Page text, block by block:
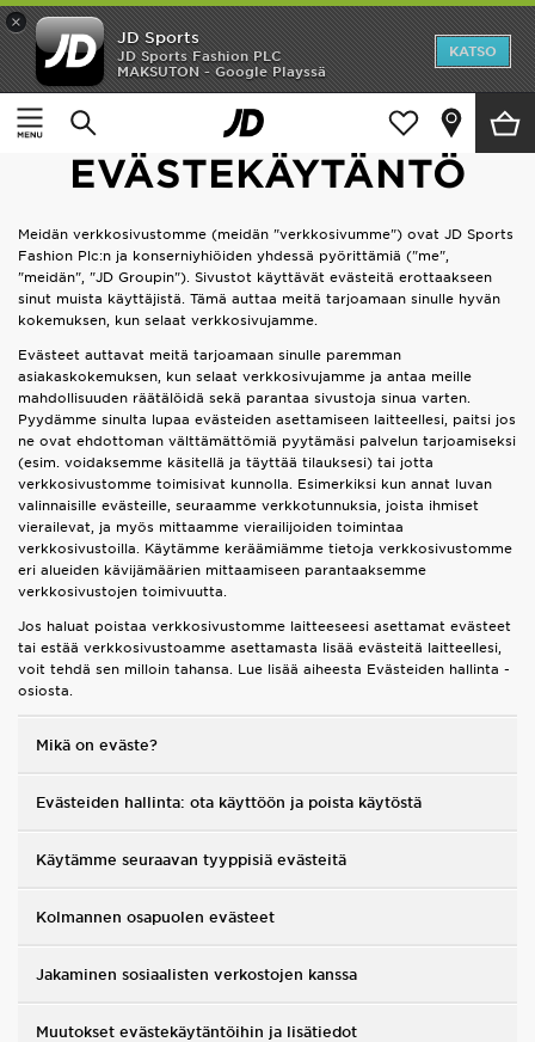
×
JD Sports
JD Sports Fashion PLC
MAKSUTON - Google Playssä
KATSO
Etusivu
Evästeet
Evästeet
EVÄSTEKÄYTÄNTÖ
Meidän verkkosivustomme (meidän "verkkosivumme") ovat JD Sports
Fashion Plc:n ja konserniyhiöiden yhdessä pyörittämiä ("me",
"meidän", "JD Groupin"). Sivustot käyttävät evästeitä erottaakseen
sinut muista käyttäjistä. Tämä auttaa meitä tarjoamaan sinulle hyvän
kokemuksen, kun selaat verkkosivujamme.
Evästeet auttavat meitä tarjoamaan sinulle paremman
asiakaskokemuksen, kun selaat verkkosivujamme ja antaa meille
mahdollisuuden räätälöidä sekä parantaa sivustoja sinua varten.
Pyydämme sinulta lupaa evästeiden asettamiseen laitteellesi, paitsi jos
ne ovat ehdottoman välttämättömiä pyytämäsi palvelun tarjoamiseksi
(esim. voidaksemme käsitellä ja täyttää tilauksesi) tai jotta
verkkosivustomme toimisivat kunnolla. Esimerkiksi kun annat luvan
valinnaisille evästeille, seuraamme verkkotunnuksia, joista ihmiset
vierailevat, ja myös mittaamme vierailijoiden toimintaa
verkkosivustoilla. Käytämme keräämiämme tietoja verkkosivustomme
eri alueiden kävijämäärien mittaamiseen parantaaksemme
verkkosivustojen toimivuutta.
Jos haluat poistaa verkkosivustomme laitteeseesi asettamat evästeet
tai estää verkkosivustoamme asettamasta lisää evästeitä laitteellesi,
voit tehdä sen milloin tahansa. Lue lisää aiheesta Evästeiden hallinta -
osiosta.
Mikä on eväste?
Evästeiden hallinta: ota käyttöön ja poista käytöstä
Käytämme seuraavan tyyppisiä evästeitä
Kolmannen osapuolen evästeet
Jakaminen sosiaalisten verkostojen kanssa
Muutokset evästekäytäntöihin ja lisätiedot
Etusivu
Ale
Miehet
Lapset
Suosikit
Tuotemerkit
Inspiroidu
Jalkapallo
Urheilu
Lataa JD-sovellus
Minun JD
Minun viestini
Asiakaspalvelu ja tietoa